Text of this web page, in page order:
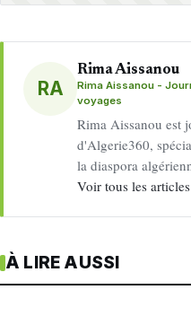
RA
Rima Aissanou
Rima Aissanou -
voyages
Rima Aissanou est
d'Algerie360,
la diaspora
Voir tous les
À LIRE AUSSI